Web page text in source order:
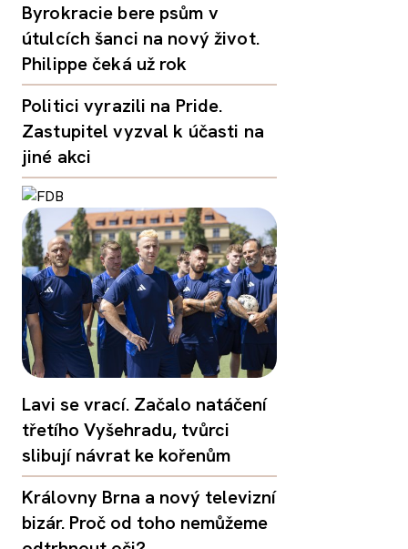
Byrokracie bere psům v
útulcích šanci na nový život.
Philippe čeká už rok
Politici vyrazili na Pride.
Zastupitel vyzval k účasti na
jiné akci
Lavi se vrací. Začalo natáčení
třetího Vyšehradu, tvůrci
slibují návrat ke kořenům
Královny Brna a nový televizní
bizár. Proč od toho nemůžeme